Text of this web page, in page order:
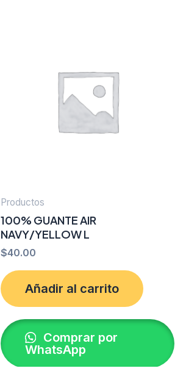
Productos
100% GUANTE AIR
NAVY/YELLOW L
$40.00
Añadir al carrito
Comprar por
WhatsApp